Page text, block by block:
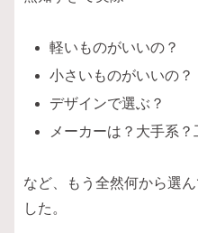
軽いものがいいの？
小さいものがいいの？
デザインで選ぶ？
メーカーは？大手系？
など、もう全然何から選
した。